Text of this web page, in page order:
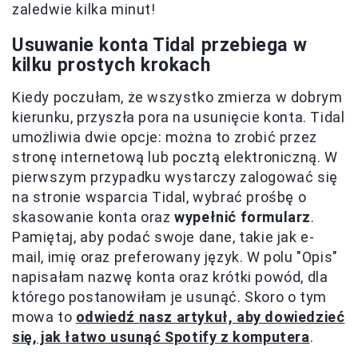
zaledwie kilka minut!
Usuwanie konta Tidal przebiega w
kilku prostych krokach
Kiedy poczułam, że wszystko zmierza w dobrym
kierunku, przyszła pora na usunięcie konta. Tidal
umożliwia dwie opcje: można to zrobić przez
stronę internetową lub pocztą elektroniczną. W
pierwszym przypadku wystarczy zalogować się
na stronie wsparcia Tidal, wybrać prośbę o
skasowanie konta orazwypełnić formularz.
Pamiętaj, aby podać swoje dane, takie jak e-
mail, imię oraz preferowany język. W polu "Opis"
napisałam nazwę konta oraz krótki powód, dla
którego postanowiłam je usunąć. Skoro o tym
mowa to odwiedź nasz artykuł, aby dowiedzieć
się, jak łatwo usunąć Spotify z komputera.